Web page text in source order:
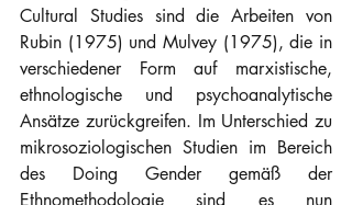
Cultural Studies sind die Arbeiten von
Rubin (1975) und Mulvey (1975), die in
verschiedener Form auf marxistische,
ethnologische und psychoanalytische
Ansätze zurückgreifen. Im Unterschied zu
mikrosoziologischen Studien im Bereich
des Doing Gender gemäß der
Ethnomethodologie sind es nun